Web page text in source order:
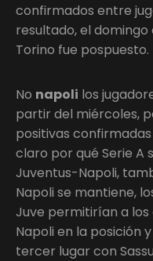
confirmados entre
resultado, el
Torino fue pospuesto.
No napoli los
partir del miércoles,
positivas
claro por qué Serie A
Juventus-Napoli,
Napoli se mantiene,
Juve permitirían a
Napoli en la posición
tercer lugar con